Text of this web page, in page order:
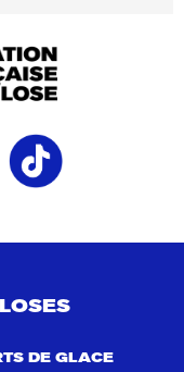
DE GLACE